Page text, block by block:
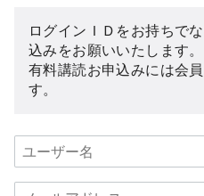
ログインＩＤをお持ちで
込みをお願いいたします。
有料講読お申込みには会
す。